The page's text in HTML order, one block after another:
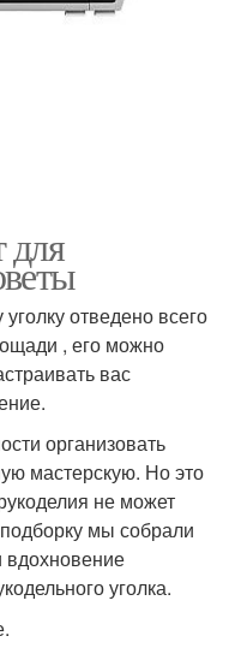
для
отведено всего
, его можно
вас
организовать
мастерскую. Но это
не может
мы собрали
вдохновение
уголка.